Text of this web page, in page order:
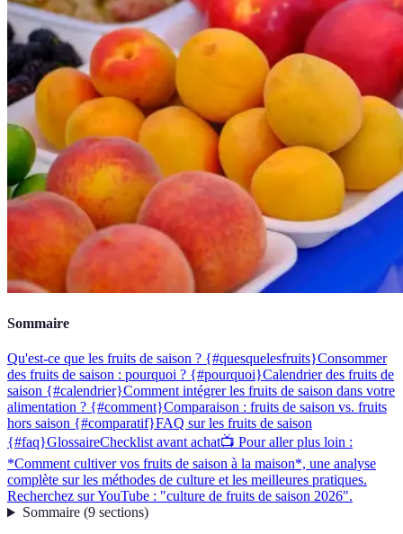
Sommaire
Qu'est-ce que les fruits de saison ? {#quesquelesfruits}Consommer
des fruits de saison : pourquoi ? {#pourquoi}Calendrier des fruits de
saison {#calendrier}Comment intégrer les fruits de saison dans votre
alimentation ? {#comment}Comparaison : fruits de saison vs. fruits
hors saison {#comparatif}FAQ sur les fruits de saison
{#faq}GlossaireChecklist avant achat📺 Pour aller plus loin :
*Comment cultiver vos fruits de saison à la maison*, une analyse
complète sur les méthodes de culture et les meilleures pratiques.
Recherchez sur YouTube : "culture de fruits de saison 2026".
Sommaire(9 sections)